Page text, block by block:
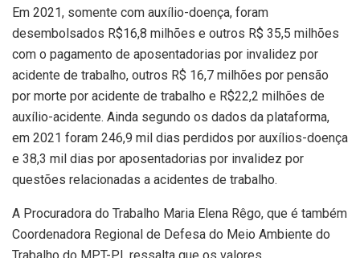
Em 2021, somente com auxílio-doença, foram
desembolsados R$16,8 milhões e outros R$ 35,5 milhões
com o pagamento de aposentadorias por invalidez por
acidente de trabalho, outros R$ 16,7 milhões por pensão
por morte por acidente de trabalho e R$22,2 milhões de
auxílio-acidente. Ainda segundo os dados da plataforma,
em 2021 foram 246,9 mil dias perdidos por auxílios-doença
e 38,3 mil dias por aposentadorias por invalidez por
questões relacionadas a acidentes de trabalho.
A Procuradora do Trabalho Maria Elena Rêgo, que é também
Coordenadora Regional de Defesa do Meio Ambiente do